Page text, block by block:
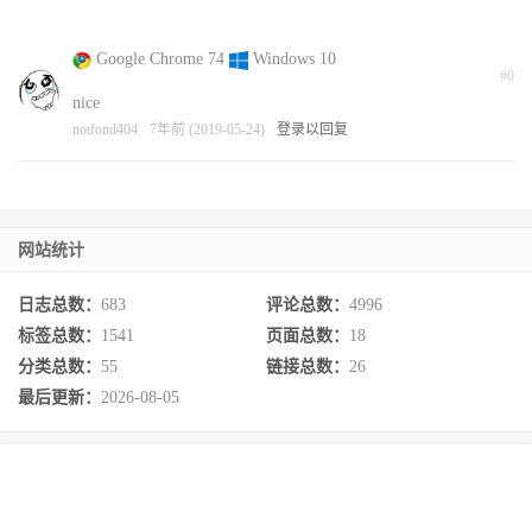
#0
Google Chrome 74 Windows 10
nice
notfond404 7年前 (2019-05-24) 登录以回复
网站统计
日志总数： 683 评论总数： 4996
标签总数： 1541 页面总数： 18
分类总数： 55 链接总数： 26
最后更新： 2026-08-05